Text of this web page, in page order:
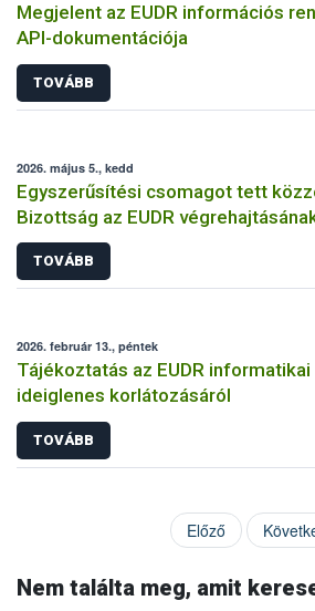
Megjelent az EUDR információs
API-dokumentációja
TOVÁBB
2026. május 5., kedd
Egyszerűsítési csomagot tett
Bizottság az EUDR
TOVÁBB
2026. február 13., péntek
Tájékoztatás az EUDR
ideiglenes korlátozásáról
TOVÁBB
Előző
Nem találta meg, amit